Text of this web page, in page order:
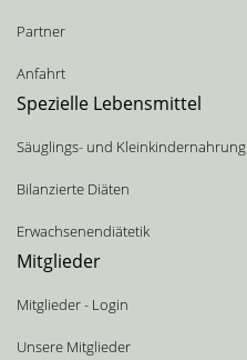
Partner
Anfahrt
Spezielle Lebensmittel
Säuglings- und Kleinkindernahrung
Bilanzierte Diäten
Erwachsenendiätetik
Mitglieder
Mitglieder - Login
Unsere Mitglieder